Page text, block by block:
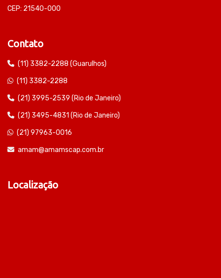
CEP: 21540-000
Contato
(11) 3382-2288 (Guarulhos)
(11) 3382-2288
(21) 3995-2539 (Rio de Janeiro)
(21) 3495-4831 (Rio de Janeiro)
(21) 97963-0016
amam@amamscap.com.br
Localização